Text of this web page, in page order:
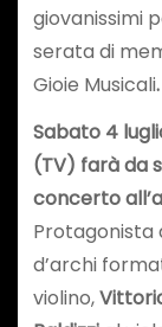
giovanissimi
serata di
Gioie Musicali.
Sabato 4
(TV) farà da
concerto
Protagonista
d’archi
violino,